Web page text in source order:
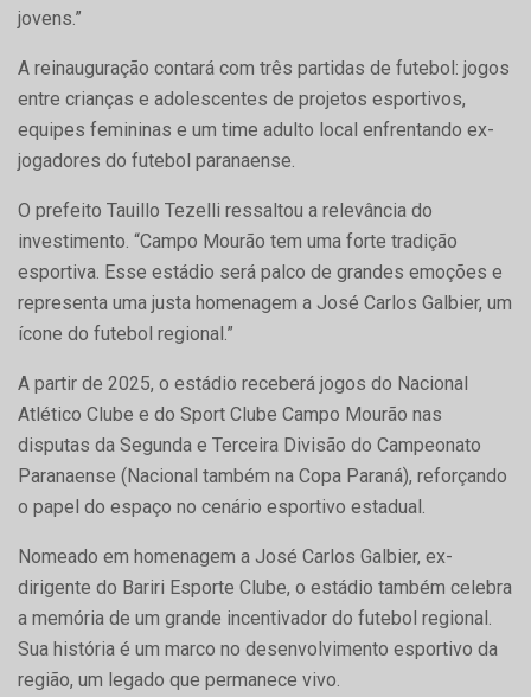
jovens.”
A reinauguração contará com três partidas de futebol: jogos
entre crianças e adolescentes de projetos esportivos,
equipes femininas e um time adulto local enfrentando ex-
jogadores do futebol paranaense.
O prefeito Tauillo Tezelli ressaltou a relevância do
investimento. “Campo Mourão tem uma forte tradição
esportiva. Esse estádio será palco de grandes emoções e
representa uma justa homenagem a José Carlos Galbier, um
ícone do futebol regional.”
A partir de 2025, o estádio receberá jogos do Nacional
Atlético Clube e do Sport Clube Campo Mourão nas
disputas da Segunda e Terceira Divisão do Campeonato
Paranaense (Nacional também na Copa Paraná), reforçando
o papel do espaço no cenário esportivo estadual.
Nomeado em homenagem a José Carlos Galbier, ex-
dirigente do Bariri Esporte Clube, o estádio também celebra
a memória de um grande incentivador do futebol regional.
Sua história é um marco no desenvolvimento esportivo da
região, um legado que permanece vivo.